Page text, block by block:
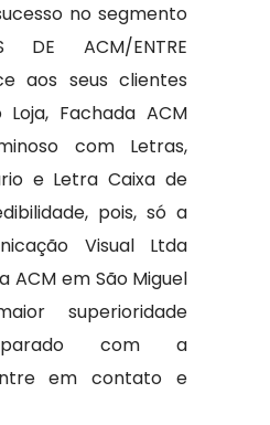
no segmento
DE ACM/ENTRE
aos seus clientes
Loja, Fachada ACM
com Letras,
e Letra Caixa de
pois, só a
Visual Ltda
ACM em São Miguel
superioridade
com a
em contato e